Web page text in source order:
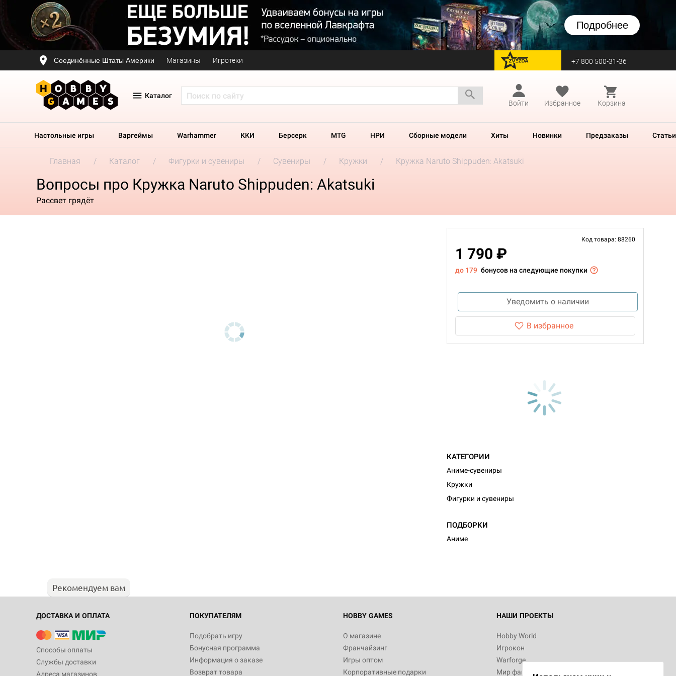
Подробнее
Соединённые Штаты Америки Магазины Игротеки перейти на Zvezda +7 800 500-31-36
Каталог
Войти
Избранное Корзина
Настольные игры Варгеймы Warhammer ККИ Берсерк MTG НРИ Сборные модели Хиты Новинки Предзаказы Статьи
Главная Каталог Фигурки и сувениры Сувениры Кружки Кружка Naruto Shippuden: Akatsuki
Вопросы про Кружка Naruto Shippuden: Akatsuki
Рассвет грядёт
Код товара: 88260
1 790 ₽
до 179 бонусов на следующие покупки
Уведомить о наличии
В избранное
КАТЕГОРИИ
Аниме-сувениры
Кружки
Фигурки и сувениры
ПОДБОРКИ
Аниме
Рекомендуем вам
ДОСТАВКА И ОПЛАТА
Способы оплаты
Службы доставки
Адреса магазинов
ПОКУПАТЕЛЯМ
Подобрать игру
Бонусная программа
Информация о заказе
Возврат товара
HOBBY GAMES
О магазине
Франчайзинг
Игры оптом
Корпоративные подарки
НАШИ ПРОЕКТЫ
Hobby World
Игрокон
Warforge
Мир фантастики